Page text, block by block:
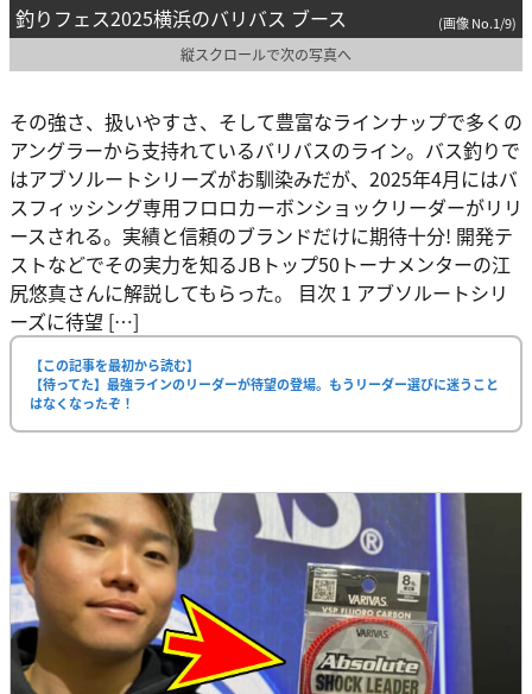
釣りフェス2025横浜のバリバス ブース (画像 No.1/9)
縦スクロールで次の写真へ
その強さ、扱いやすさ、そして豊富なラインナップで多くの
アングラーから支持れているバリバスのライン。バス釣りで
はアブソルートシリーズがお馴染みだが、2025年4月にはバ
スフィッシング専用フロロカーボンショックリーダーがリリ
ースされる。実績と信頼のブランドだけに期待十分! 開発テ
ストなどでその実力を知るJBトップ50トーナメンターの江
尻悠真さんに解説してもらった。 目次 1 アブソルートシリ
ーズに待望 […]
【この記事を最初から読む】
【待ってた】最強ラインのリーダーが待望の登場。もうリーダー選びに迷うこと
はなくなったぞ！